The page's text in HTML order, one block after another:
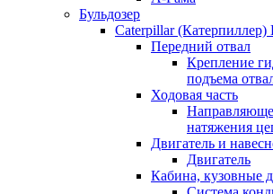
Бульдозер
Caterpillar (Катерпиллер)
Передний отвал
Крепление
подъема
Ходовая часть
натяжения
Двигатель и
Двигатель
Кабина, кузовные